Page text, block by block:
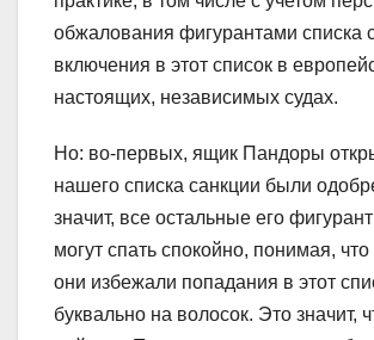
обжалования фигурантами списка
включения в этот список в
настоящих, независимых судах.
Но: во-первых, ящик Пандоры
нашего списка санкции были
значит, все остальные его
могут спать спокойно, понимая, что
они избежали попадания в этот
буквально на волосок. Это значит,